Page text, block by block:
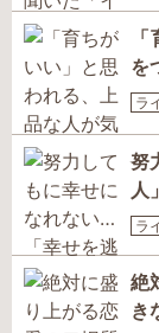
を
ラ
努
人
ラ
絶
き